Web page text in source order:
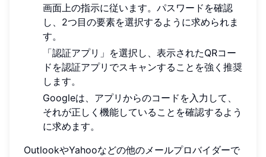
画面上の指示に従います。パスワードを確認
し、2つ目の要素を選択するように求められま
す。
「認証アプリ」を選択し、表示されたQRコー
ドを認証アプリでスキャンすることを強く推奨
します。
Googleは、アプリからのコードを入力して、
それが正しく機能していることを確認するよう
に求めます。
OutlookやYahooなどの他のメールプロバイダーで